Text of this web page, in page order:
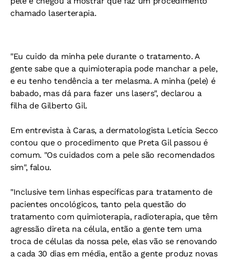
chamado laserterapia.
"Eu cuido da minha pele durante o tratamento. A
gente sabe que a quimioterapia pode manchar a pele,
e eu tenho tendência a ter melasma. A minha (pele) é
babado, mas dá para fazer uns lasers", declarou a
filha de Gilberto Gil.
Em entrevista à Caras, a dermatologista Letícia Secco
contou que o procedimento que Preta Gil passou é
comum. "Os cuidados com a pele são recomendados
sim", falou.
"Inclusive tem linhas específicas para tratamento de
pacientes oncológicos, tanto pela questão do
tratamento com quimioterapia, radioterapia, que têm
agressão direta na célula, então a gente tem uma
troca de células da nossa pele, elas vão se renovando
a cada 30 dias em média, então a gente produz novas